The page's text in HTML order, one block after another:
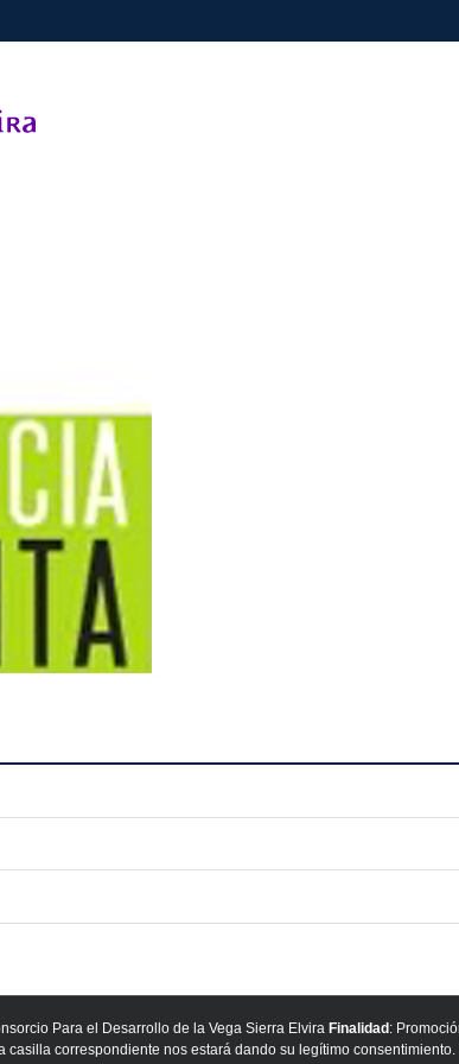
Para el Desarrollo de la Vega Sierra Elvira Finalidad :
casilla correspondiente nos estará dando su legítimo consentimiento.